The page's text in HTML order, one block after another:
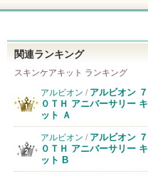
関連ランキング
スキンケアキット ランキング
アルビオン / アルビオン ７
０ＴＨ アニバーサリー キ
ット Ａ
アルビオン / アルビオン ７
０ＴＨ アニバーサリー キ
ット B